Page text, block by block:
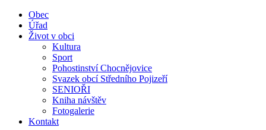
Obec
Úřad
Život v obci
Kultura
Sport
Pohostinství Chocnějovice
Svazek obcí Středního Pojizeří
SENIOŘI
Kniha návštěv
Fotogalerie
Kontakt